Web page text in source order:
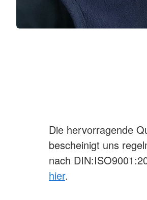
Die hervorragende
bescheinigt uns
nach
hier.